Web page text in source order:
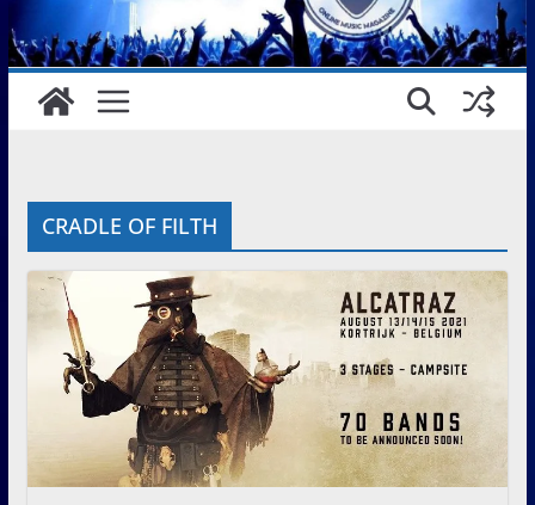
CRADLE OF FILTH